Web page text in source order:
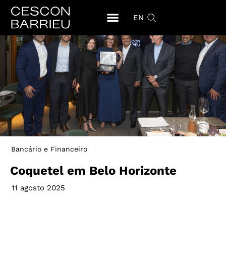
EN
Bancário e Financeiro
Coquetel em Belo Horizonte
11 agosto 2025